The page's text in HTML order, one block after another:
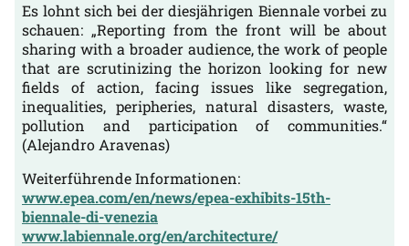
Es lohnt sich bei der diesjährigen Biennale vorbei zu
schauen: „Reporting from the front will be about
sharing with a broader audience, the work of people
that are scrutinizing the horizon looking for new
fields of action, facing issues like segregation,
inequalities, peripheries, natural disasters, waste,
pollution and participation of communities.“
(Alejandro Aravenas)
Weiterführende Informationen:
www.epea.com/en/news/epea-exhibits-15th-
biennale-di-venezia
www.labiennale.org/en/architecture/